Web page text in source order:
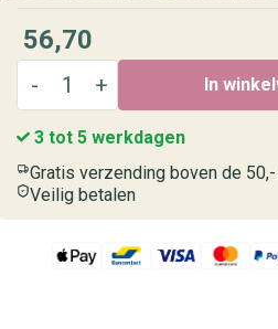
56,70
In
3 tot 5 werkdagen
Gratis verzending boven de
Veilig betalen